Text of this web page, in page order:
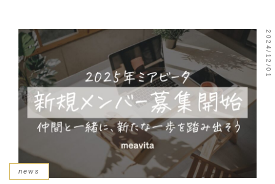
news
2024/12/01